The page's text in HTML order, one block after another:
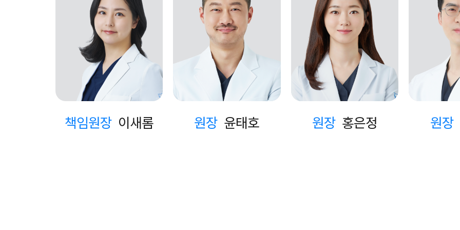
책임원장 이새롬 원장 윤태호 원장 홍은정 원장